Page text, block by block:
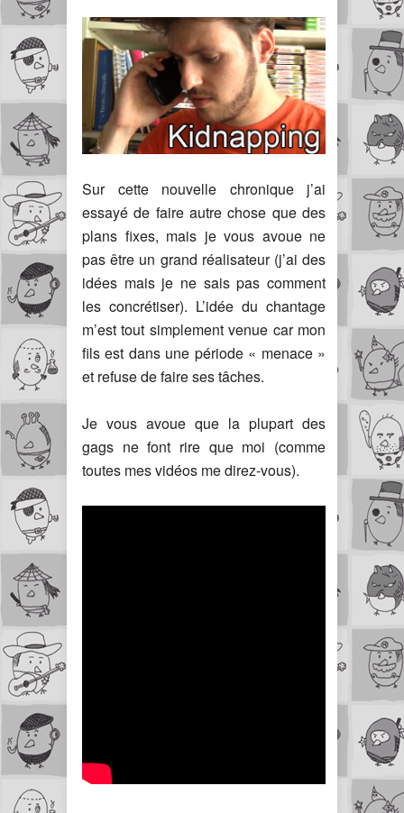
Sur cette nouvelle chronique j’ai
essayé de faire autre chose que des
plans fixes, mais je vous avoue ne
pas être un grand réalisateur (j’ai des
idées mais je ne sais pas comment
les concrétiser). L’idée du chantage
m’est tout simplement venue car mon
fils est dans une période « menace »
et refuse de faire ses tâches.
Je vous avoue que la plupart des
gags ne font rire que moi (comme
toutes mes vidéos me direz-vous).